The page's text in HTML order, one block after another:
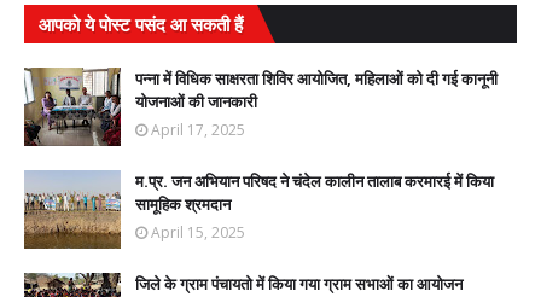
आपको ये पोस्ट पसंद आ सकती हैं
पन्ना में विधिक साक्षरता शिविर आयोजित, महिलाओं को दी गई कानूनी
योजनाओं की जानकारी
April 17, 2025
म.प्र. जन अभियान परिषद ने चंदेल कालीन तालाब करमारई में किया
सामूहिक श्रमदान
April 15, 2025
जिले के ग्राम पंचायतो में किया गया ग्राम सभाओं का आयोजन